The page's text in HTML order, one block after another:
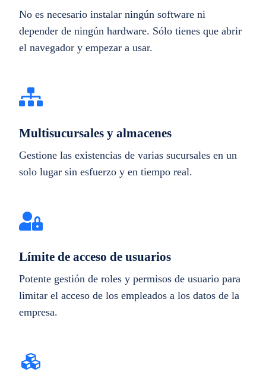
No es necesario instalar ningún software ni
depender de ningún hardware. Sólo tienes que abrir
el navegador y empezar a usar.
Multisucursales y almacenes
Gestione las existencias de varias sucursales en un
solo lugar sin esfuerzo y en tiempo real.
Límite de acceso de usuarios
Potente gestión de roles y permisos de usuario para
limitar el acceso de los empleados a los datos de la
empresa.